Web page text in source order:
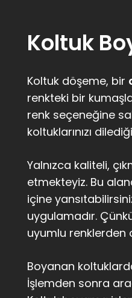
Koltuk
Koltuk döşeme, bir
renkteki bir
renk seçeneğine
koltuklarınızı
Yalnızca kaliteli,
etmekteyiz. Bu
içine
uygulamadır.
uyumlu renklerden
Boyanan
İşlemden sonra